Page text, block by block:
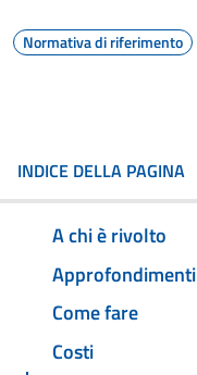
Normativa di riferimento
INDICE DELLA PAGINA
A chi è rivolto
Approfondimenti
Come fare
Costi